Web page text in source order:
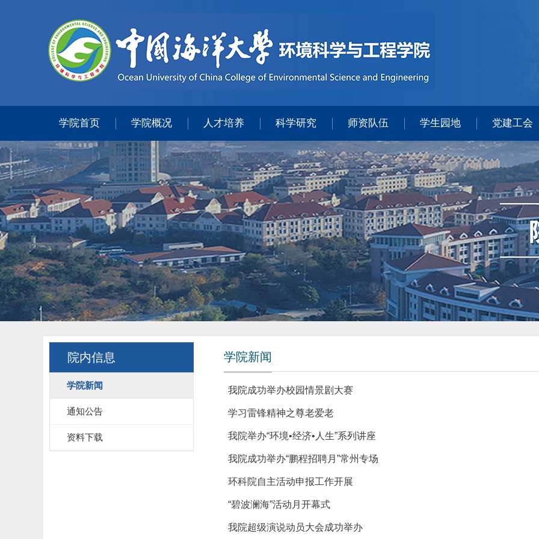
学院首页 学院概况 人才培养 科学研究 师资队伍 学生园地 党建工会
院内信息
学院新闻
通知公告
资料下载
学院新闻
我院成功举办校园情景剧大赛
学习雷锋精神之尊老爱老
我院举办“环境•经济•人生”系列讲座
我院成功举办“鹏程招聘月”常州专场
环科院自主活动申报工作开展
“碧波澜海”活动月开幕式
我院超级演说动员大会成功举办